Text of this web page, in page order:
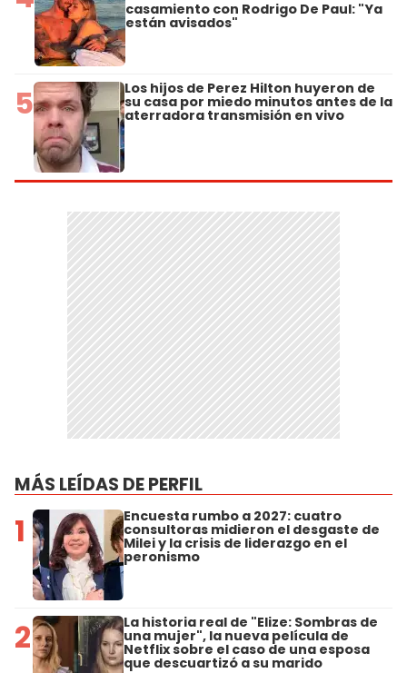
casamiento con Rodrigo De Paul: "Ya
están avisados"
5 Los hijos de Perez Hilton huyeron de
su casa por miedo minutos antes de la
aterradora transmisión en vivo
MÁS LEÍDAS DE PERFIL
1 Encuesta rumbo a 2027: cuatro
consultoras midieron el desgaste de
Milei y la crisis de liderazgo en el
peronismo
2 La historia real de "Elize: Sombras de
una mujer", la nueva película de
Netflix sobre el caso de una esposa
que descuartizó a su marido